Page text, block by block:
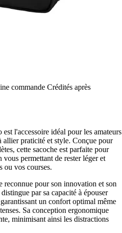
commande Crédités après
l'accessoire idéal pour les amateurs
allier praticité et style. Conçue pour
cette sacoche est parfaite pour
vous permettant de rester léger et
ou vos courses.
reconnue pour son innovation et son
par sa capacité à épouser
un confort optimal même
Sa conception ergonomique
minimisant ainsi les distractions